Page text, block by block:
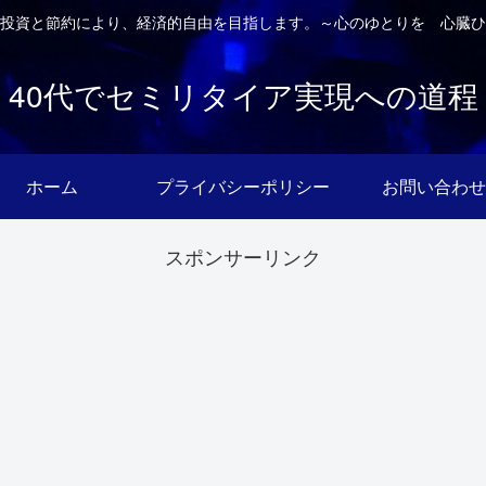
資と節約により、経済的自由を目指します。～心のゆとりを 心臓
40代でセミリタイア実現への道程
ホーム プライバシーポリシー お問い合わせ
スポンサーリンク